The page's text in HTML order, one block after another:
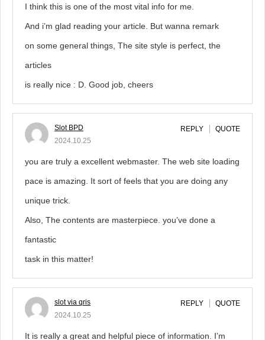
I think this is one of the most vital info for me.
And i’m glad reading your article. But wanna remark
on some general things, The site style is perfect, the
articles
is really nice : D. Good job, cheers
Slot BPD
2024.10.25
REPLY QUOTE
you are truly a excellent webmaster. The web site loading
pace is amazing. It sort of feels that you are doing any
unique trick.
Also, The contents are masterpiece. you’ve done a
fantastic
task in this matter!
slot via qris
2024.10.25
REPLY QUOTE
It is really a great and helpful piece of information. I’m